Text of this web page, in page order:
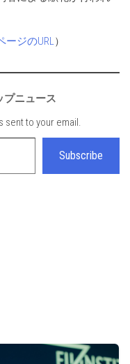
ージのURL）
プニュース
sent to your email.
Subscribe